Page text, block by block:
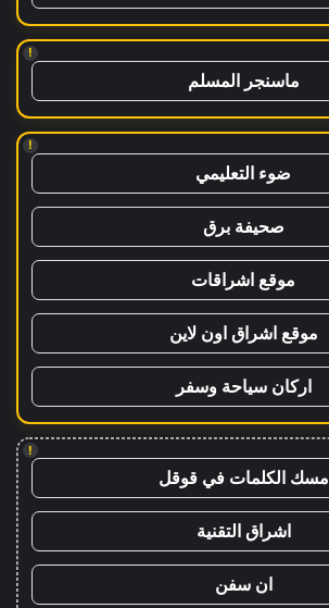
!
ماسنجر المسلم
!
ضوء التعليمي
صحيفة برق
موقع اشراقات
موقع اشراق اون لاين
اركان سياحة وسفر
!
مسك الكلمات في قوقل
اشراق التقنية
ان سفن